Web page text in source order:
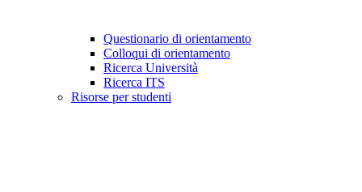
Questionario di orientamento
Colloqui di orientamento
Ricerca Università
Ricerca ITS
Risorse per studenti